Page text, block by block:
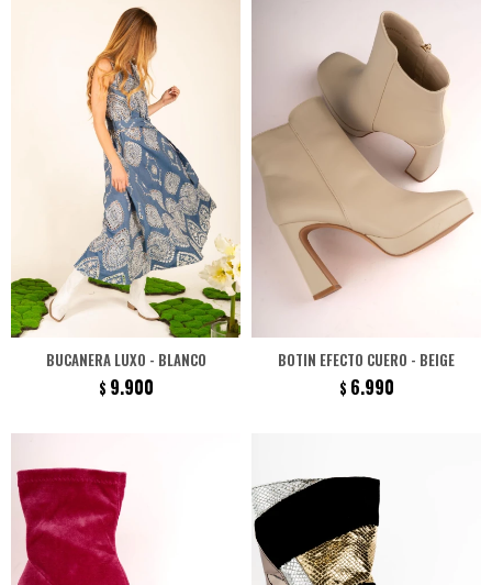
BUCANERA LUXO - BLANCO
$ 9.900
BOTIN EFECTO CUERO - BEIGE
$ 6.990